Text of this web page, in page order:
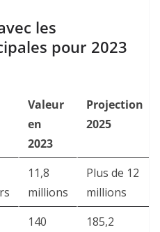
les
pour 2023
Valeur
en
2023
Projection
2025
11,8
millions
Plus de 12
millions
140
185,2